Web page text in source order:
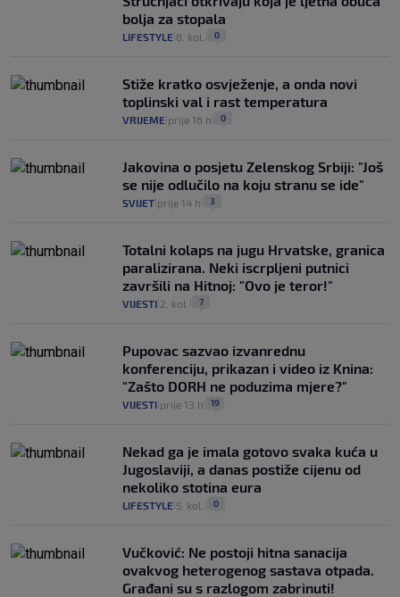
bolja za stopala
LIFESTYLE 6. kol. 0
Stiže kratko osvježenje, a onda novi
toplinski val i rast temperatura
VRIJEME prije 16 h 0
Jakovina o posjetu Zelenskog Srbiji: "Još
se nije odlučilo na koju stranu se ide"
SVIJET prije 14 h 3
Totalni kolaps na jugu Hrvatske, granica
paralizirana. Neki iscrpljeni putnici
završili na Hitnoj: "Ovo je teror!"
VIJESTI 2. kol. 7
Pupovac sazvao izvanrednu
konferenciju, prikazan i video iz Knina:
"Zašto DORH ne poduzima mjere?"
VIJESTI prije 13 h 19
Nekad ga je imala gotovo svaka kuća u
Jugoslaviji, a danas postiže cijenu od
nekoliko stotina eura
LIFESTYLE 5. kol. 0
Vučković: Ne postoji hitna sanacija
ovakvog heterogenog sastava otpada.
Građani su s razlogom zabrinuti!